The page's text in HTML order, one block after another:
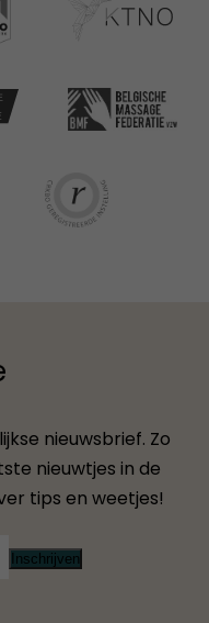
nieuwsbrief. Zo
nieuwtjes in de
tips en weetjes!
Inschrijven